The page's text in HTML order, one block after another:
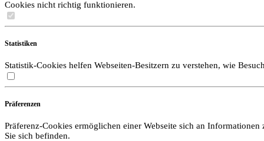
Cookies nicht richtig funktionieren.
Statistiken
Statistik-Cookies helfen Webseiten-Besitzern zu verstehen, wie
Präferenzen
Präferenz-Cookies ermöglichen einer Webseite sich an
Sie sich befinden.